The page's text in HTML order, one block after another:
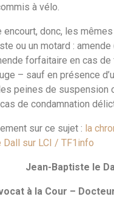
à vélo.
donc, les mêmes
ou un motard :
forfaitaire en cas
– sauf en présence
peines de suspension
de condamnation
sur ce sujet : la
Dall sur LCI / TF1info
Jean-Baptiste le
à la Cour –